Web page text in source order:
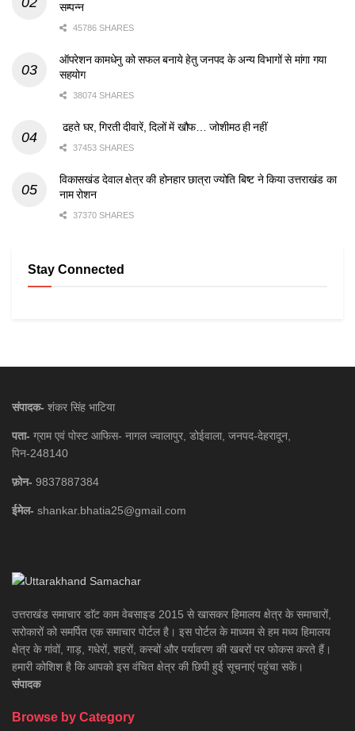
सम्पन्न
45786 SHARES
ऑपरेशन कामधेनु को सफल बनाये हेतु जनपद के अन्य विभागों से मांगा गया
सहयोग
38074 SHARES
ढहते घर, गिरती दीवारें, दिलों में खौफ… जोशीमठ ही नहीं
37453 SHARES
विकासखंड देवाल क्षेत्र की होनहार छात्रा ज्योति बिष्ट ने किया उत्तराखंड का
नाम रोशन
37370 SHARES
Stay Connected
संपादक- शंकर सिंह भाटिया
पता- ग्राम एवं पोस्ट आफिस- नागल ज्वालापुर, डोईवाला, जनपद-देहरादून,
पिन-248140
फ़ोन- 9837887384
ईमेल- shankar.bhatia25@gmail.com
उत्तराखंड समाचार डाॅट काम वेबसाइड 2015 से खासकर हिमालय क्षेत्र के समाचारों,
सरोकारों को समर्पित एक समाचार पोर्टल है। इस पोर्टल के माध्यम से हम मध्य हिमालय
क्षेत्र के गांवों, गाड़, गधेरों, शहरों, कस्बों और पर्यावरण की खबरों पर फोकस करते हैं।
हमारी कोशिश है कि आपको इस वंचित क्षेत्र की छिपी हुई सूचनाएं पहुंचा सकें।
संपादक
Browse by Category